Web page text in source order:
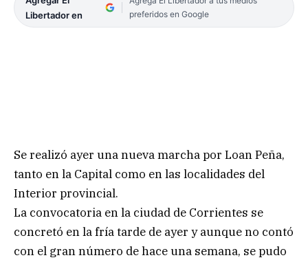
Libertador en
preferidos en Google
Se realizó ayer una nueva marcha por Loan Peña,
tanto en la Capital como en las localidades del
Interior provincial.
La convocatoria en la ciudad de Corrientes se
concretó en la fría tarde de ayer y aunque no contó
con el gran número de hace una semana, se pudo